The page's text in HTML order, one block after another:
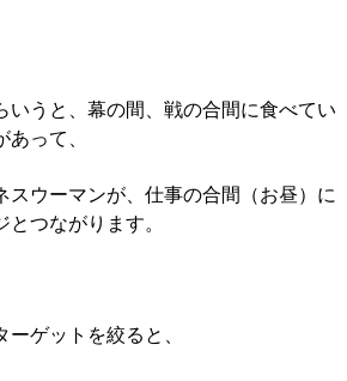
いうと、幕の間、戦の合間に食べてい
って、
スウーマンが、仕事の合間（お昼）に
つながります。
ゲットを絞ると、